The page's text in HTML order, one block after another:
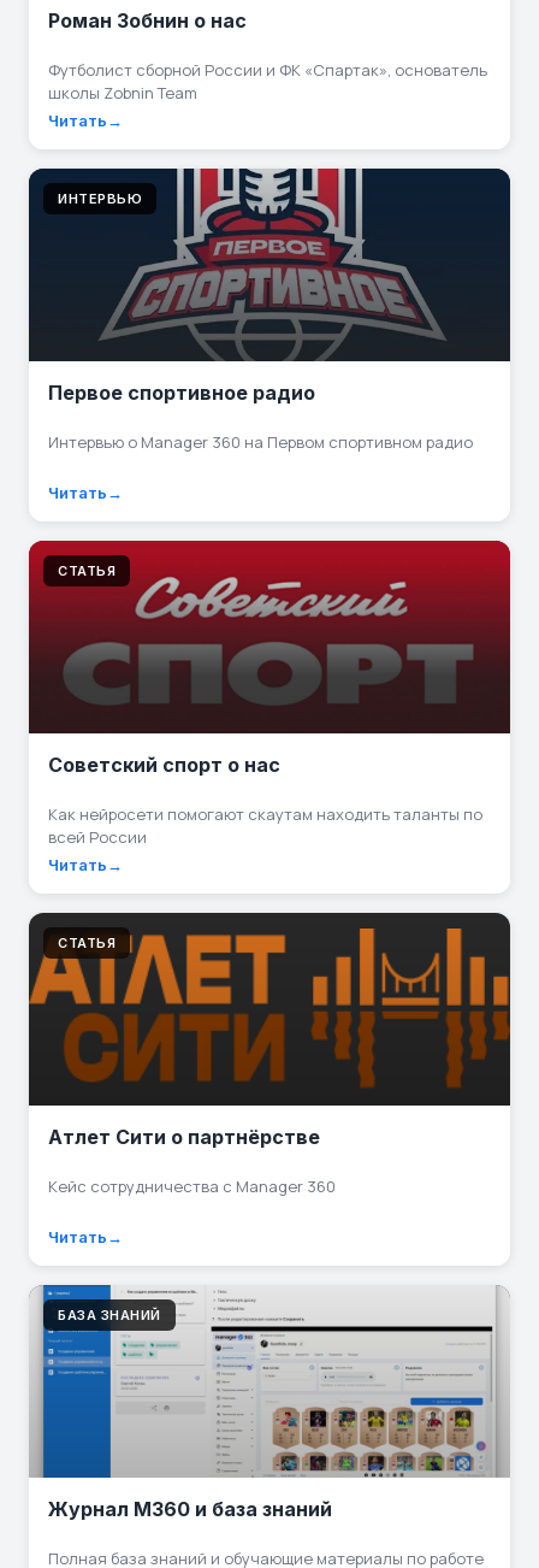
Роман Зобнин о нас
Футболист сборной России и ФК «Спартак», основатель
школы Zobnin Team
Читать
ИНТЕРВЬЮ
Первое спортивное радио
Интервью о Manager 360 на Первом спортивном радио
Читать
СТАТЬЯ
Советский спорт о нас
Как нейросети помогают скаутам находить таланты по
всей России
Читать
СТАТЬЯ
Атлет Сити о партнёрстве
Кейс сотрудничества с Manager 360
Читать
БАЗА ЗНАНИЙ
Журнал M360 и база знаний
Полная база знаний и обучающие материалы по работе